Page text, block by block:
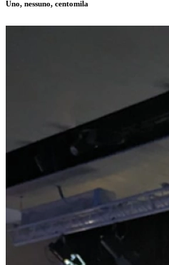
Uno, nessuno, centomila